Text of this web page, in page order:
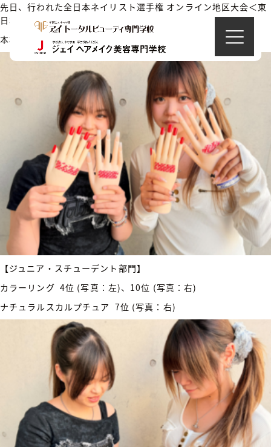
先日、行われた全日本ネイリスト選手権 オンライン地区大会＜東
日本地区大会＞にて
本校の在校生が入賞いたしました！
【ジュニア・スチューデント部門】
カラーリング 4位 (写真：左)、10位 (写真：右)
ナチュラルスカルプチュア 7位 (写真：右)